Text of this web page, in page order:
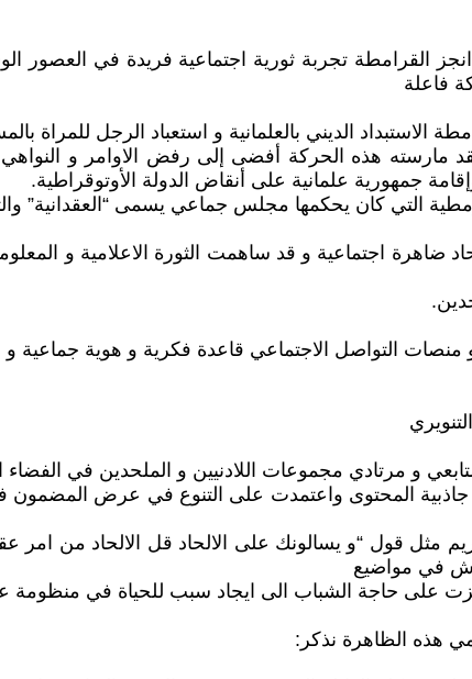
القرامطة تجربة ثورية اجتماعية فريدة في العصور
فاعلة
الاستبداد الديني بالعلمانية و استعباد الرجل للمراة
مارسته هذه الحركة أفضى إلى رفض الاوامر و
جمهورية علمانية على أنقاض الدولة الأوتوقراطية.
التي كان يحكمها مجلس جماعي يسمى
ضاهرة اجتماعية و قد ساهمت الثورة الاعلامية و
التواصل الاجتماعي قاعدة فكرية و هوية جماعية
و مرتادي مجموعات اللادنيين و الملحدين في
جاذبية المحتوى واعتمدت على التنوع في عرض المضمون
مثل قول “و يسالونك على الالحاد قل الالحاد من
في مواضيع
على حاجة الشباب الى ايجاد سبب للحياة في منظومة
هذه الظاهرة نذكر: